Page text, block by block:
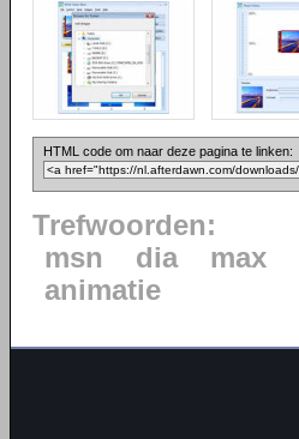
HTML code om naar deze pagina te linken:
Trefwoorden:
msn
dia max
animatie